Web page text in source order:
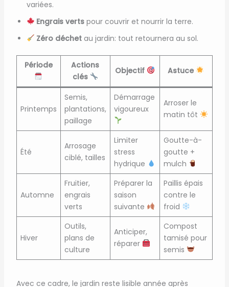
variées.
Engrais verts pour couvrir et nourrir la terre.
Zéro déchet au jardin: tout retournera au sol.
Période
Actions
clés
Objectif Astuce
Printemps
Semis,
plantations,
paillage
Démarrage
vigoureux
Arroser le
matin tôt
Été
Arrosage
ciblé, tailles
Limiter
stress
hydrique
Goutte-à-
goutte +
mulch
Automne
Fruitier,
engrais
verts
Préparer la
saison
suivante
Paillis épais
contre le
froid
Hiver
Outils,
plans de
culture
Anticiper,
réparer
Compost
tamisé pour
semis
Avec ce cadre, le jardin reste lisible année après